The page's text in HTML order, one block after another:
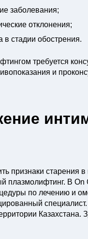
заболевания;
отклонения;
в стадии обострения.
требуется
и
признаки старения
плазмолифтинг. В
по лечению и